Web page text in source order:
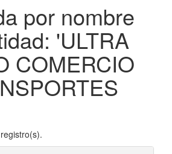
por nombre
'ULTRA
COMERCIO